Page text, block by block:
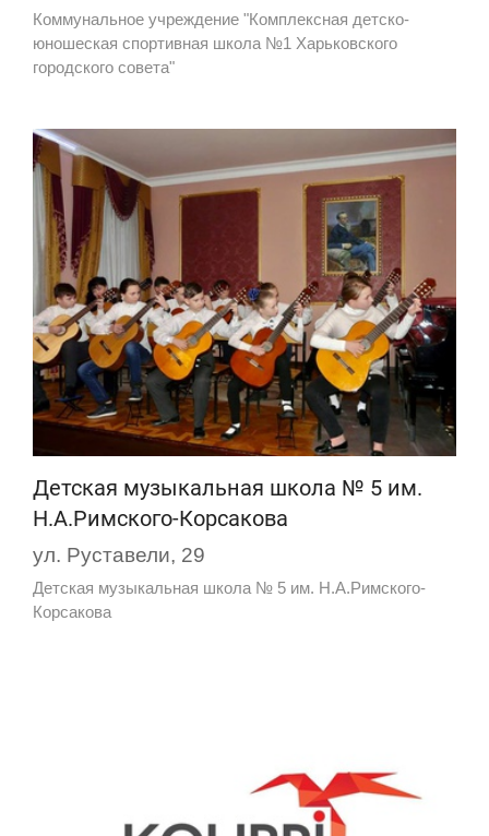
Коммунальное учреждение "Комплексная детско-
юношеская спортивная школа №1 Харьковского
городского совета"
Детская музыкальная школа № 5 им.
Н.А.Римского-Корсакова
ул. Руставели, 29
Детская музыкальная школа № 5 им. Н.А.Римского-
Корсакова